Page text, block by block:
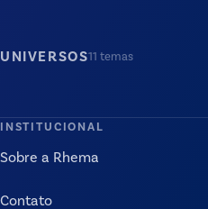
UNIVERSOS11 temas
INSTITUCIONAL
Sobre a Rhema
Contato